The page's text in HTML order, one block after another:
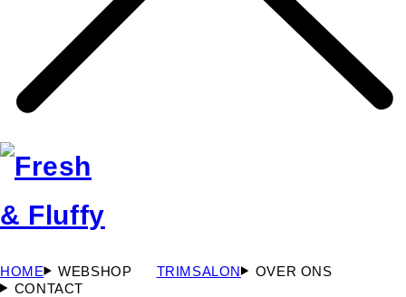
HOME WEBSHOP TRIMSALON
OVER ONS
CONTACT